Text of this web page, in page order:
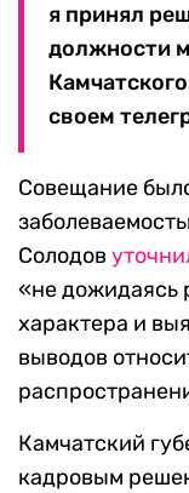
я принял
должности
своем
Совещание
Солодов
«не дожидаясь
характера и
выводов
Камчатский
кадровым